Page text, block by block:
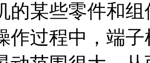
的某些零件和
作过程中，端